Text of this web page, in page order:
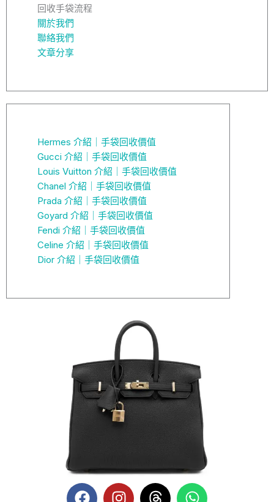
回收手袋流程
關於我們
聯絡我們
文章分享
Hermes 介紹｜手袋回收價值
Gucci 介紹｜手袋回收價值
Louis Vuitton 介紹｜手袋回收價值
Chanel 介紹｜手袋回收價值
Prada 介紹｜手袋回收價值
Goyard 介紹｜手袋回收價值
Fendi 介紹｜手袋回收價值
Celine 介紹｜手袋回收價值
Dior 介紹｜手袋回收價值
F
I
T
W